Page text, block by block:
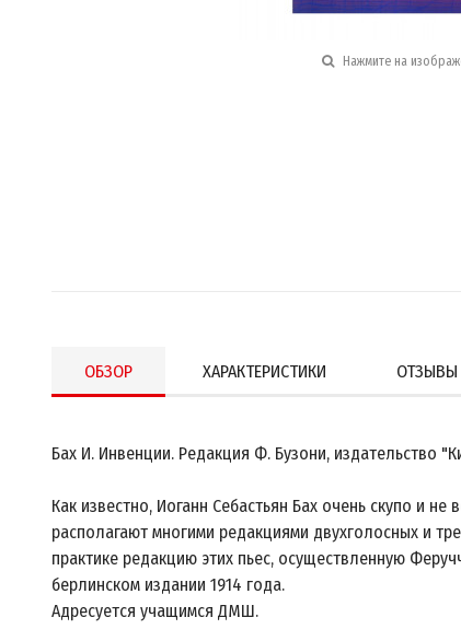
Нажмите на
ОБЗОР ХАРАКТЕРИСТИКИ ОТЗЫВЫ
Бах И. Инвенции. Редакция Ф. Бузони, издательство
Как известно, Иоганн Себастьян Бах очень скупо и
располагают многими редакциями двухголосных и
практике редакцию этих пьес, осуществленную
берлинском издании 1914 года.
Адресуется учащимся ДМШ.